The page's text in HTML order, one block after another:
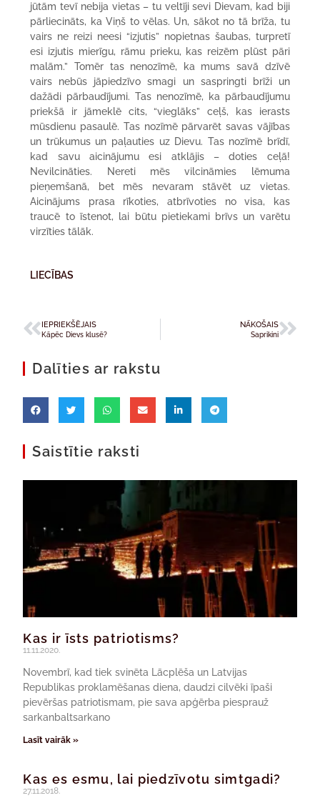
jūtām tevī nebija vietas – tu veltīji sevi Dievam, kad biji
pārliecināts, ka Viņš to vēlas. Un, sākot no tā brīža, tu
vairs ne reizi neesi “izjutis” nopietnas šaubas, turpretī
esi izjutis mierīgu, rāmu prieku, kas reizēm plūst pāri
malām.” Tomēr tas nenozīmē, ka mums savā dzīvē
vairs nebūs jāpiedzīvo smagi un saspringti brīži un
dažādi pārbaudījumi. Tas nenozīmē, ka pārbaudījumu
priekšā ir jāmeklē cits, “vieglāks” ceļš, kas ierasts
mūsdienu pasaulē. Tas nozīmē pārvarēt savas vājības
un trūkumus un paļauties uz Dievu. Tas nozīmē brīdī,
kad savu aicinājumu esi atklājis – doties ceļā!
Nevilcināties. Nereti mēs vilcināmies lēmuma
pieņemšanā, bet mēs nevaram stāvēt uz vietas.
Aicinājums prasa rīkoties, atbrīvoties no visa, kas
traucē to īstenot, lai būtu pietiekami brīvs un varētu
virzīties tālāk.
LIECĪBAS
IEPRIEKŠĒJAIS
Kāpēc Dievs klusē?
NĀKOŠAIS
Saprikini
Dalīties ar rakstu
Saistītie raksti
Kas ir īsts patriotisms?
11.11.2020.
Novembrī, kad tiek svinēta Lācplēša un Latvijas
Republikas proklamēšanas diena, daudzi cilvēki īpaši
pievēršas patriotismam, pie sava apģērba piesprauž
sarkanbaltsarkano
Lasīt vairāk »
Kas es esmu, lai piedzīvotu simtgadi?
27.11.2018.